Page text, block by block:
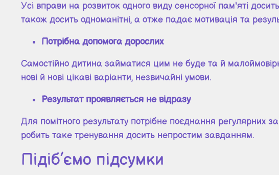
Усі вправи на розвиток одного виду сенсорної пам'яті
також досить одноманітні, а отже падає мотивація та
Потрібна допомога дорослих
Самостійно дитина займатися цим не буде та й
нові й нові цікаві варіанти, незвичайні умови.
Результат проявляється не відразу
Для помітного результату потрібне поєднання регулярних
робить таке тренування досить непростим завданням.
Підіб’ємо підсумки